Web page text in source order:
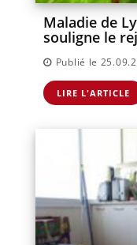
Maladie de
souligne le
Publié le
LIRE L'ARTICLE